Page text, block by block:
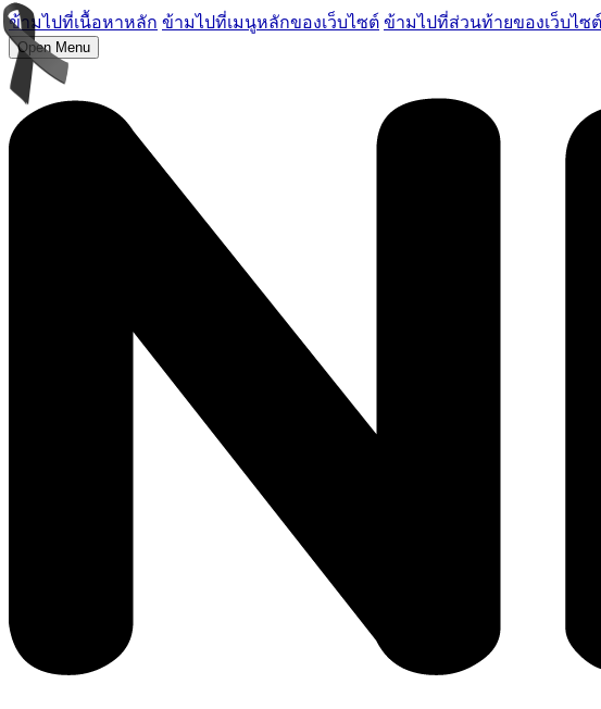
ข้ามไปที่เนื้อหาหลัก ข้ามไปที่เมนูหลักของเว็บไซต์ ข้ามไปที่ส่วนท้ายของเว็บไซต์
Open Menu